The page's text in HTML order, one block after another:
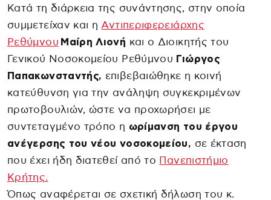
Κατά τη διάρκεια της συνάντησης, στην οποία
συμμετείχαν και η Αντιπεριφερειάρχης
Ρεθύμνου Μαίρη Λιονή και ο Διοικητής του
Γενικού Νοσοκομείου Ρεθύμνου Γιώργος
Παπακωνσταντής, επιβεβαιώθηκε η κοινή
κατεύθυνση για την ανάληψη συγκεκριμένων
πρωτοβουλιών, ώστε να προχωρήσει με
συντεταγμένο τρόπο η ωρίμανση του έργου
ανέγερσης του νέου νοσοκομείου, σε έκταση
που έχει ήδη διατεθεί από το Πανεπιστήμιο
Κρήτης.
Όπως αναφέρεται σε σχετική δήλωση του κ.